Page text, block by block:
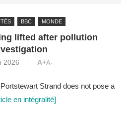
BBC MONDE
lifted after pollution
2026 A+A-
Strand does not pose a
en intégralité]